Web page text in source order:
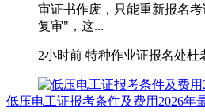
审证书作废，只能重新报名
复审"，这...
2小时前 特种作业证报名处杜
低压电工证报考条件及费用2026年